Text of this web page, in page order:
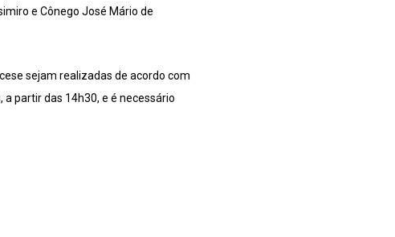
e Cônego José Mário de
sejam realizadas de acordo com
partir das 14h30, e é necessário